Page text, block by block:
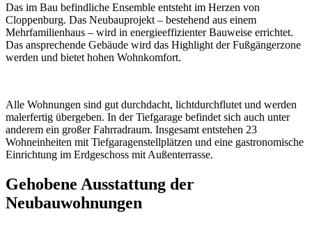
Das im Bau befindliche Ensemble entsteht im Herzen von
Cloppenburg. Das Neubauprojekt – bestehend aus einem
Mehrfamilienhaus – wird in energieeffizienter Bauweise errichtet.
Das ansprechende Gebäude wird das Highlight der Fußgängerzone
werden und bietet hohen Wohnkomfort.
Alle Wohnungen sind gut durchdacht, lichtdurchflutet und werden
malerfertig übergeben. In der Tiefgarage befindet sich auch unter
anderem ein großer Fahrradraum. Insgesamt entstehen 23
Wohneinheiten mit Tiefgaragenstellplätzen und eine gastronomische
Einrichtung im Erdgeschoss mit Außenterrasse.
Gehobene Ausstattung der
Neubauwohnungen